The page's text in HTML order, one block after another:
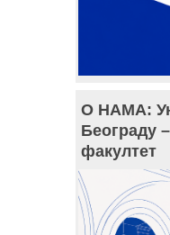
О НАМА:
Београду
факултет